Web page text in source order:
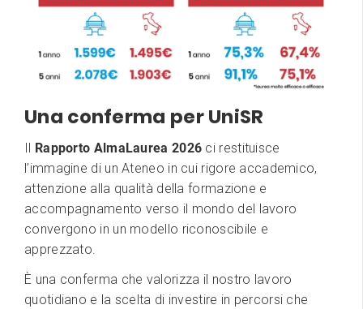
Una conferma per UniSR
Rapporto AlmaLaurea 2026 ci restituisce
l’immagine di un Ateneo in cui rigore accademico,
attenzione alla qualità della formazione e
accompagnamento verso il mondo del lavoro
convergono in un modello riconoscibile e
apprezzato.
È una conferma che valorizza il nostro lavoro
quotidiano e la scelta di investire in percorsi che